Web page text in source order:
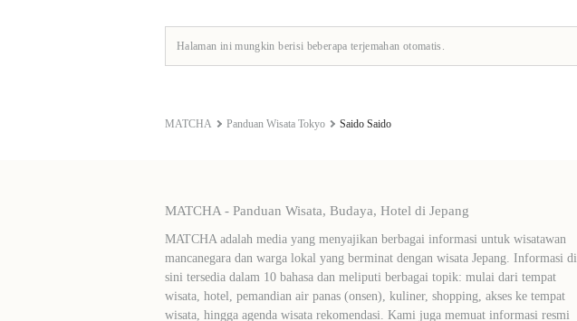
Halaman ini mungkin berisi beberapa terjemahan otomatis.
MATCHA Panduan Wisata Tokyo Saido Saido
MATCHA - Panduan Wisata, Budaya, Hotel di Jepang
MATCHA adalah media yang menyajikan berbagai informasi untuk wisatawan
mancanegara dan warga lokal yang berminat dengan wisata Jepang. Informasi di
sini tersedia dalam 10 bahasa dan meliputi berbagai topik: mulai dari tempat
wisata, hotel, pemandian air panas (onsen), kuliner, shopping, akses ke tempat
wisata, hingga agenda wisata rekomendasi. Kami juga memuat informasi resmi